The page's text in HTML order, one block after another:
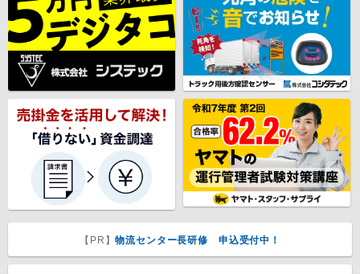
【PR】物流センター長研修 申込受付中！